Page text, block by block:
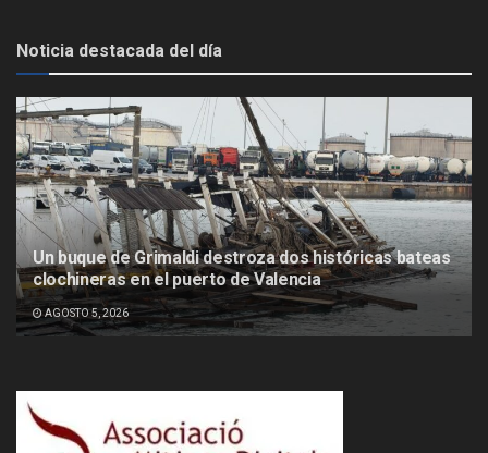
Noticia destacada del día
Un buque de Grimaldi destroza dos históricas bateas
clochineras en el puerto de Valencia
AGOSTO 5, 2026